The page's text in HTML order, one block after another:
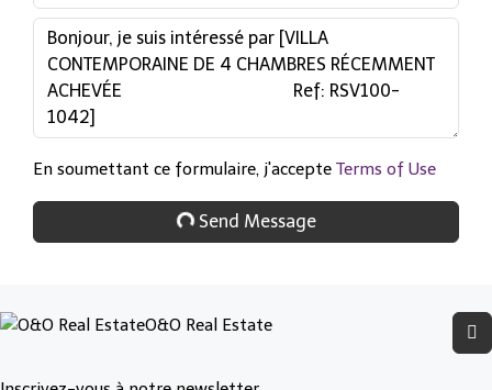
En soumettant ce formulaire, j'accepte Terms of Use
Send Message
O&O Real Estate